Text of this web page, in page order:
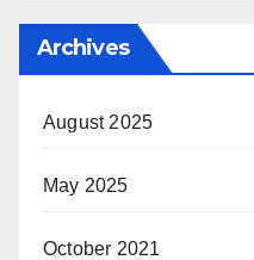
Archives
August 2025
May 2025
October 2021